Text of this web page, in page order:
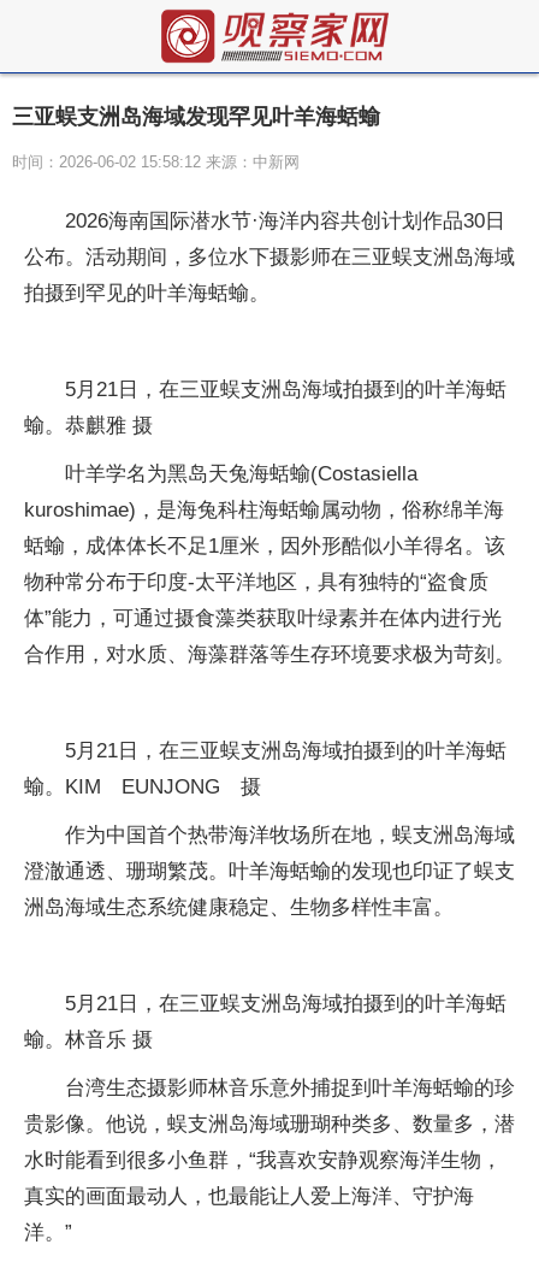
三亚蜈支洲岛海域发现罕见叶羊海蛞蝓
时间：2026-06-02 15:58:12 来源：中新网
2026海南国际潜水节·海洋内容共创计划作品30日
公布。活动期间，多位水下摄影师在三亚蜈支洲岛海域
拍摄到罕见的叶羊海蛞蝓。
5月21日，在三亚蜈支洲岛海域拍摄到的叶羊海蛞
蝓。恭麒雅 摄
叶羊学名为黑岛天兔海蛞蝓(Costasiella
kuroshimae)，是海兔科柱海蛞蝓属动物，俗称绵羊海
蛞蝓，成体体长不足1厘米，因外形酷似小羊得名。该
物种常分布于印度-太平洋地区，具有独特的“盗食质
体”能力，可通过摄食藻类获取叶绿素并在体内进行光
合作用，对水质、海藻群落等生存环境要求极为苛刻。
5月21日，在三亚蜈支洲岛海域拍摄到的叶羊海蛞
蝓。KIM EUNJONG 摄
作为中国首个热带海洋牧场所在地，蜈支洲岛海域
澄澈通透、珊瑚繁茂。叶羊海蛞蝓的发现也印证了蜈支
洲岛海域生态系统健康稳定、生物多样性丰富。
5月21日，在三亚蜈支洲岛海域拍摄到的叶羊海蛞
蝓。林音乐 摄
台湾生态摄影师林音乐意外捕捉到叶羊海蛞蝓的珍
贵影像。他说，蜈支洲岛海域珊瑚种类多、数量多，潜
水时能看到很多小鱼群，“我喜欢安静观察海洋生物，
真实的画面最动人，也最能让人爱上海洋、守护海
洋。”